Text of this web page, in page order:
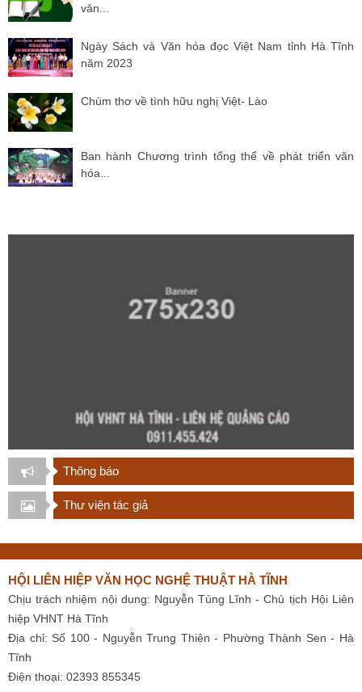
văn...
Ngày Sách và Văn hóa đọc Việt Nam tỉnh Hà Tĩnh
năm 2023
Chùm thơ về tình hữu nghị Việt- Lào
Ban hành Chương trình tổng thể về phát triển văn
hóa...
Thông báo
Thư viện tác giả
HỘI LIÊN HIỆP VĂN HỌC NGHỆ THUẬT HÀ TĨNH
Chịu trách nhiệm nội dung: Nguyễn Tùng Lĩnh - Chủ tịch Hội Liên
hiệp VHNT Hà Tĩnh
Địa chỉ: Số 100 - Nguyễn Trung Thiên - Phường Thành Sen - Hà
Tĩnh
Điện thoại: 02393 855345